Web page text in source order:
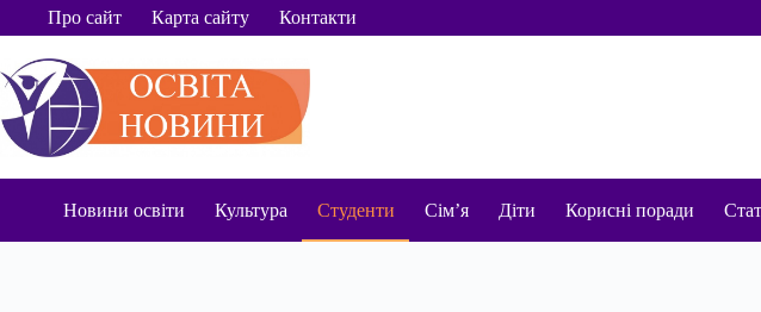
ПерейтиПро сайт Карта сайту Контакти
Новини освіти Культура Студенти Сім’я Діти Корисні поради